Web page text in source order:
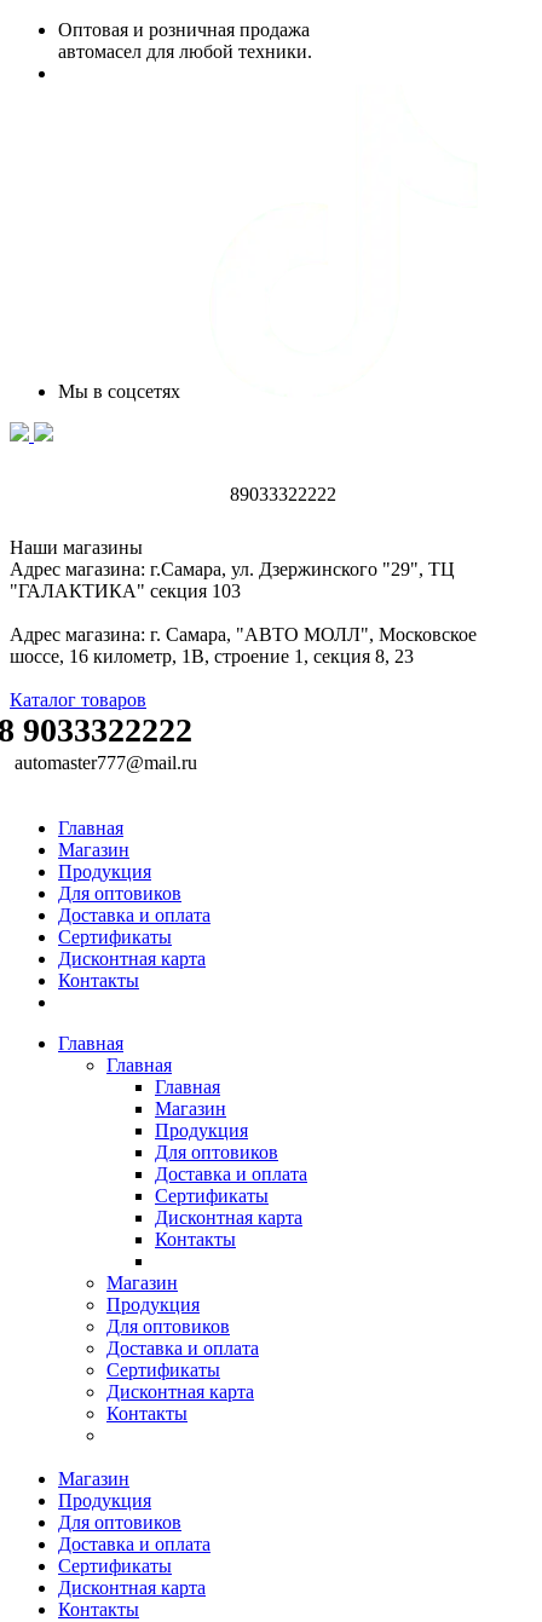
Оптовая и розничная продажа
автомасел для любой техники.
Мы в соцсетях
89033322222
Наши магазины
Адрес магазина: г.Самара, ул. Дзержинского "29", ТЦ
"ГАЛАКТИКА" секция 103
Адрес магазина: г. Самара, "АВТО МОЛЛ", Московское
шоссе, 16 километр, 1В, строение 1, секция 8, 23
Каталог товаров
9033322222
automaster777@mail.ru
Главная
Магазин
Продукция
Для оптовиков
Доставка и оплата
Сертификаты
Дисконтная карта
Контакты
Главная
Главная
Главная
Магазин
Продукция
Для оптовиков
Доставка и оплата
Сертификаты
Дисконтная карта
Контакты
Магазин
Продукция
Для оптовиков
Доставка и оплата
Сертификаты
Дисконтная карта
Контакты
Магазин
Продукция
Для оптовиков
Доставка и оплата
Сертификаты
Дисконтная карта
Контакты